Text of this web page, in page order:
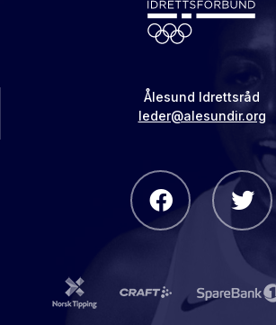
Ålesund Idrettsråd
leder@alesundir.org